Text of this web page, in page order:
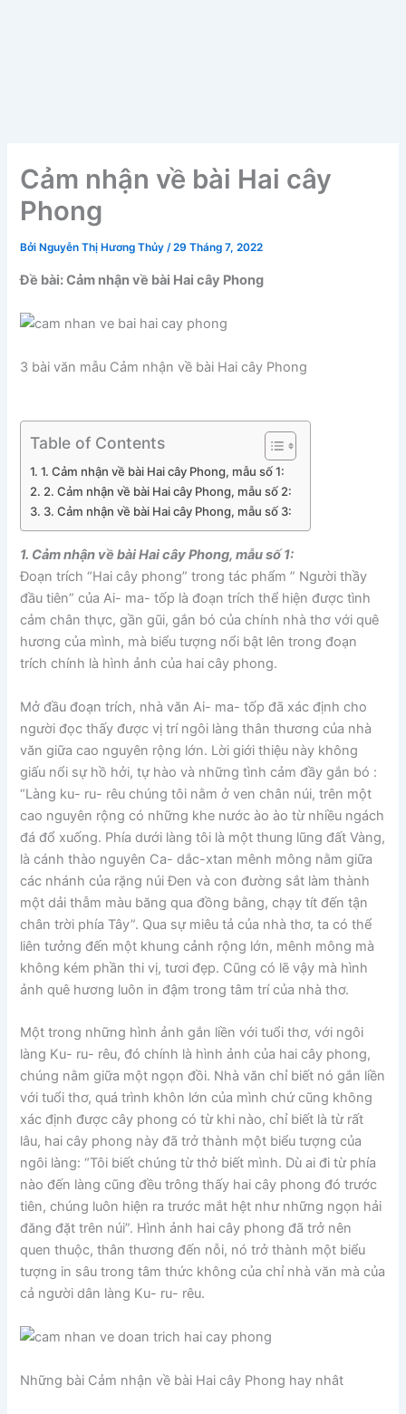
Cảm nhận về bài Hai cây
Phong
Bởi Nguyễn Thị Hương Thủy/29 Tháng 7, 2022
Đề bài: Cảm nhận về bài Hai cây Phong
3 bài văn mẫu Cảm nhận về bài Hai cây Phong
Table of Contents
1. Cảm nhận về bài Hai cây Phong, mẫu số 1:
2. Cảm nhận về bài Hai cây Phong, mẫu số 2:
3. Cảm nhận về bài Hai cây Phong, mẫu số 3:
1. Cảm nhận về bài Hai cây Phong, mẫu số 1:
Đoạn trích “Hai cây phong” trong tác phẩm ” Người thầy
đầu tiên” của Ai- ma- tốp là đoạn trích thể hiện được tình
cảm chân thực, gần gũi, gắn bó của chính nhà thơ với quê
hương của mình, mà biểu tượng nổi bật lên trong đoạn
trích chính là hình ảnh của hai cây phong.
Mở đầu đoạn trích, nhà văn Ai- ma- tốp đã xác định cho
người đọc thấy được vị trí ngôi làng thân thương của nhà
văn giữa cao nguyên rộng lớn. Lời giới thiệu này không
giấu nổi sự hồ hởi, tự hào và những tình cảm đầy gắn bó :
“Làng ku- ru- rêu chúng tôi nằm ở ven chân núi, trên một
cao nguyên rộng có những khe nước ào ào từ nhiều ngách
đá đổ xuống. Phía dưới làng tôi là một thung lũng đất Vàng,
là cánh thào nguyên Ca- dắc-xtan mênh mông nằm giữa
các nhánh của rặng núi Đen và con đường sắt làm thành
một dải thẫm màu băng qua đồng bằng, chạy tít đến tận
chân trời phía Tây”. Qua sự miêu tả của nhà thơ, ta có thể
liên tưởng đến một khung cảnh rộng lớn, mênh mông mà
không kém phần thi vị, tươi đẹp. Cũng có lẽ vậy mà hình
ảnh quê hương luôn in đậm trong tâm trí của nhà thơ.
Một trong những hình ảnh gắn liền với tuổi thơ, với ngôi
làng Ku- ru- rêu, đó chính là hình ảnh của hai cây phong,
chúng nằm giữa một ngọn đồi. Nhà văn chỉ biết nó gắn liền
với tuổi thơ, quá trình khôn lớn của mình chứ cũng không
xác định được cây phong có từ khi nào, chỉ biết là từ rất
lâu, hai cây phong này đã trở thành một biểu tượng của
ngôi làng: “Tôi biết chúng từ thở biết mình. Dù ai đi từ phía
nào đến làng cũng đều trông thấy hai cây phong đó trước
tiên, chúng luôn hiện ra trước mắt hệt như những ngọn hải
đăng đặt trên núi”. Hình ảnh hai cây phong đã trở nên
quen thuộc, thân thương đến nỗi, nó trở thành một biểu
tượng in sâu trong tâm thức không của chỉ nhà văn mà của
cả người dân làng Ku- ru- rêu.
Những bài Cảm nhận về bài Hai cây Phong hay nhât